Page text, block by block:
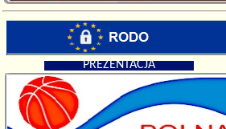
PREZENTACJA